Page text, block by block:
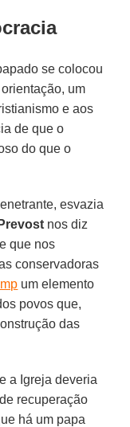
se colocou
um
e aos
de que o
do que o
esvazia
nos diz
que nos
conservadoras
um elemento
povos que,
das
a Igreja deveria
recuperação
há um papa